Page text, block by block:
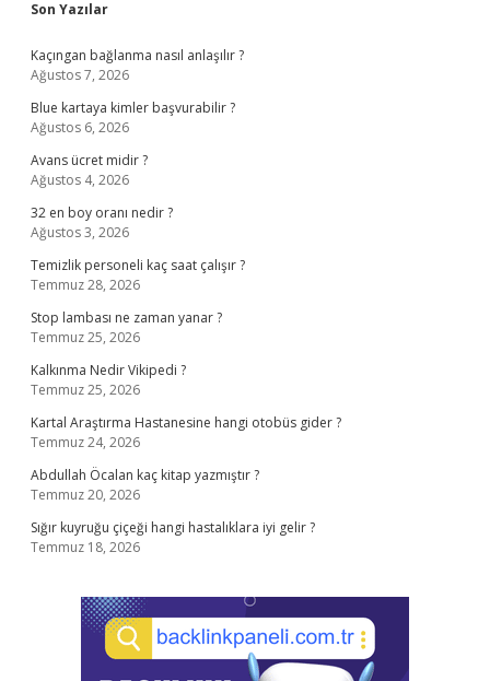
Sidebar
Son Yazılar
Kaçıngan bağlanma nasıl anlaşılır ?
Ağustos 7, 2026
Blue kartaya kimler başvurabilir ?
Ağustos 6, 2026
Avans ücret midir ?
Ağustos 4, 2026
32 en boy oranı nedir ?
Ağustos 3, 2026
Temizlik personeli kaç saat çalışır ?
Temmuz 28, 2026
Stop lambası ne zaman yanar ?
Temmuz 25, 2026
Kalkınma Nedir Vikipedi ?
Temmuz 25, 2026
Kartal Araştırma Hastanesine hangi otobüs gider ?
Temmuz 24, 2026
Abdullah Öcalan kaç kitap yazmıştır ?
Temmuz 20, 2026
Sığır kuyruğu çiçeği hangi hastalıklara iyi gelir ?
Temmuz 18, 2026